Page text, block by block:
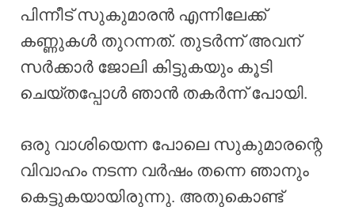
പിന്നീട് സുകുമാരൻ എന്നിലേക്ക്
കണ്ണുകൾ തുറന്നത്. തുടർന്ന് അവന്
സർക്കാർ ജോലി കിട്ടുകയും കൂടി
ചെയ്തപ്പോൾ ഞാൻ തകർന്ന് പോയി.
ഒരു വാശിയെന്ന പോലെ സുകുമാരന്റെ
വിവാഹം നടന്ന വർഷം തന്നെ ഞാനും
കെട്ടുകയായിരുന്നു. അതുകൊണ്ട്